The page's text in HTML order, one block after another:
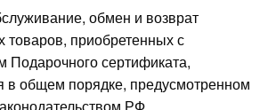
обмен и возврат
товаров, приобретенных с
Подарочного сертификата,
в общем порядке, предусмотренном